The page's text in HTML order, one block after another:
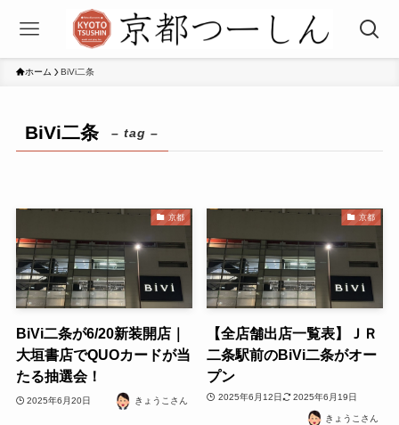
ホーム BiVi二条
BiVi二条 – tag –
京都
BiVi二条が6/20新装開店｜
大垣書店でQUOカードが当
たる抽選会！
2025年6月20日 きょうこさん
京都
【全店舗出店一覧表】ＪＲ
二条駅前のBiVi二条がオー
プン
2025年6月12日 2025年6月19日
きょうこさん